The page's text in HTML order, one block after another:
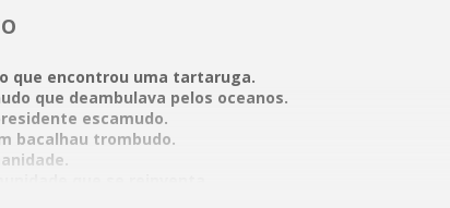
que encontrou uma tartaruga.
que deambulava pelos oceanos.
escamudo.
bacalhau trombudo.